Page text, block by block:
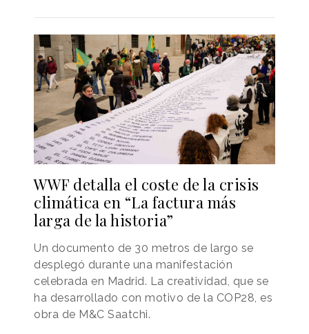
WWF detalla el coste de la crisis
climática en “La factura más
larga de la historia”
Un documento de 30 metros de largo se
desplegó durante una manifestación
celebrada en Madrid. La creatividad, que se
ha desarrollado con motivo de la COP28, es
obra de M&C Saatchi.